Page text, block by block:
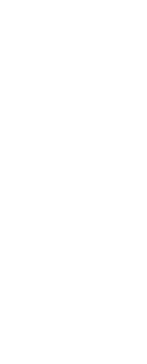
En el escrito,
(UCO) de la Guardia
matrimonio, consta
como la emisión de
empresa
El Supremo
fuga aunque ve
La UCO vinculó
90.000 euros el 8 de
incautado en casa
inmobiliaria pero con